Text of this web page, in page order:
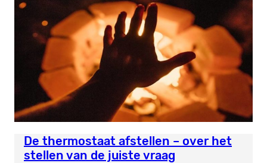
De thermostaat afstellen – over het
stellen van de juiste vraag